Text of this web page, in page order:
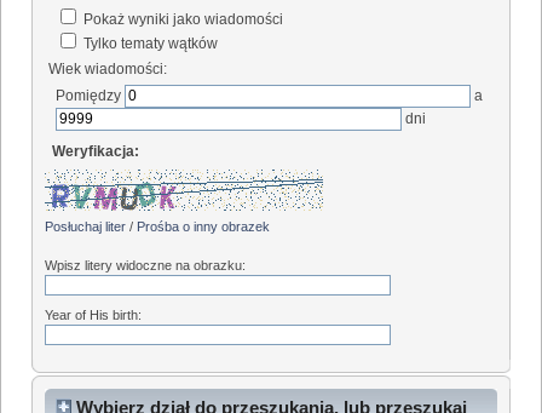
Pokaż wyniki jako wiadomości
Tylko tematy wątków
Wiek wiadomości:
Pomiędzy
a
dni
Weryfikacja:
Posłuchaj liter / Prośba o inny obrazek
Wpisz litery widoczne na obrazku:
Year of His birth:
Wybierz dział do przeszukania, lub przeszukaj